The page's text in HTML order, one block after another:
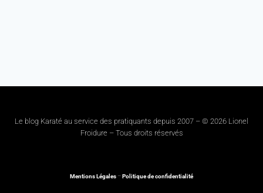
Le blog Karaté au service des pratiquants depuis 2007 – © 2026 Lionel
Froidure – Tous droits réservés
Mentions Légales –Politique de confidentialité